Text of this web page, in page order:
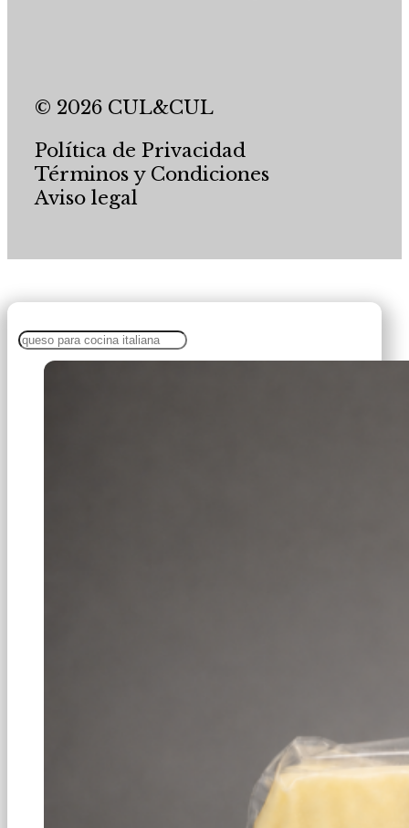
© 2026 CUL&CUL
Política de Privacidad
Términos y Condiciones
Aviso legal